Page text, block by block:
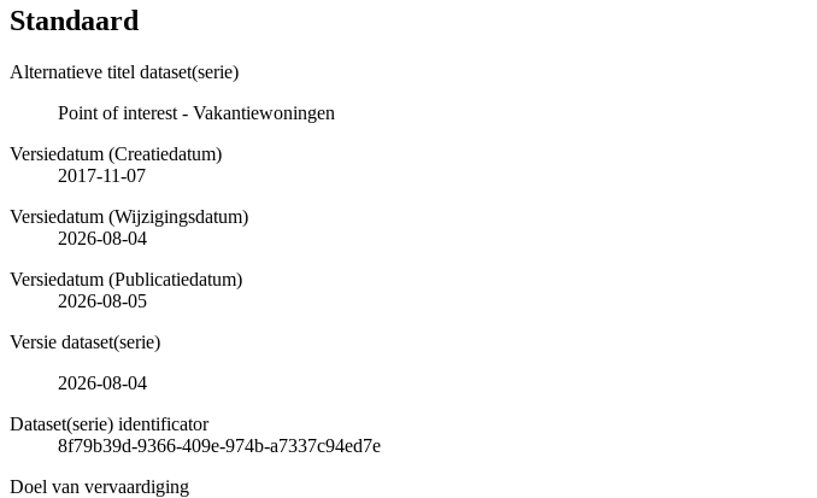
Standaard
Alternatieve titel dataset(serie)
Point of interest - Vakantiewoningen
Versiedatum (Creatiedatum)
2017-11-07
Versiedatum (Wijzigingsdatum)
2026-08-04
Versiedatum (Publicatiedatum)
2026-08-05
Versie dataset(serie)
2026-08-04
Dataset(serie) identificator
8f79b39d-9366-409e-974b-a7337c94ed7e
Doel van vervaardiging